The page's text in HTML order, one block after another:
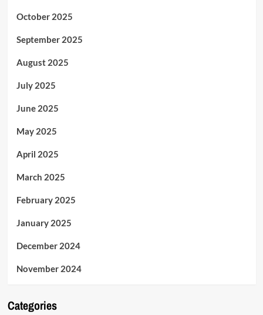
October 2025
September 2025
August 2025
July 2025
June 2025
May 2025
April 2025
March 2025
February 2025
January 2025
December 2024
November 2024
Categories